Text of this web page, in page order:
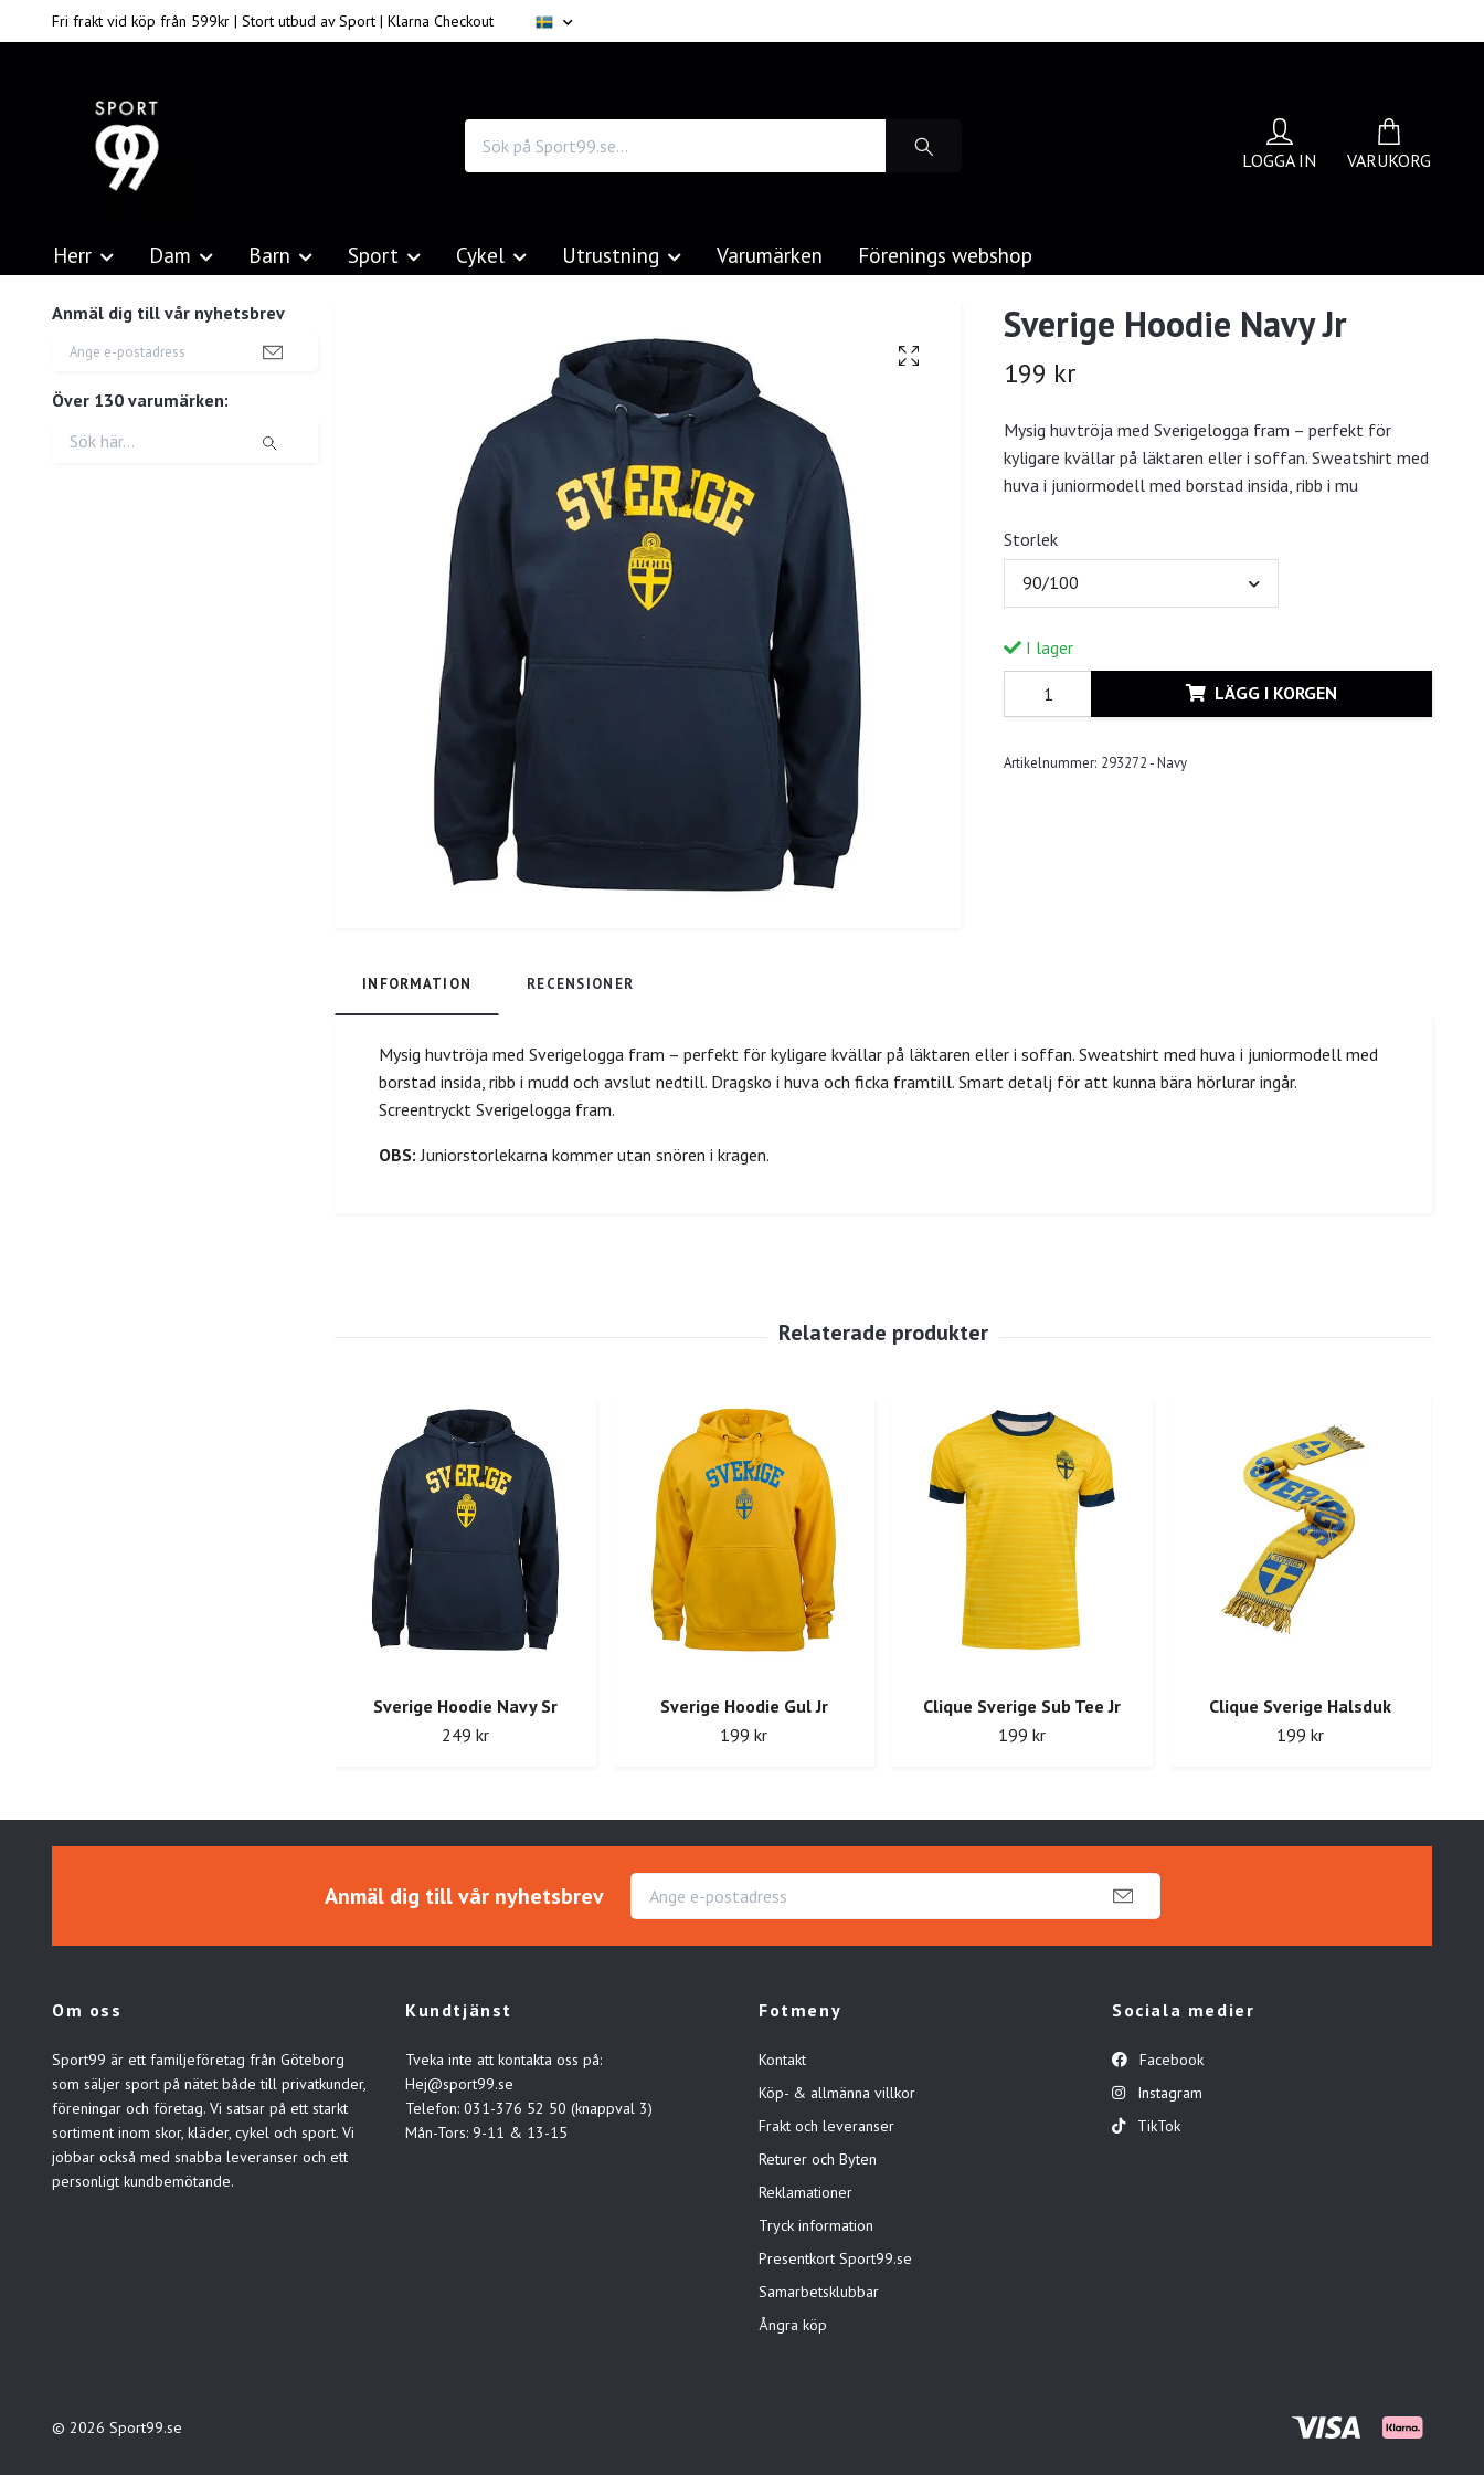
Fri frakt vid köp från 599kr | Stort utbud av Sport | Klarna Checkout
LOGGA IN VARUKORG
Herr Dam Barn Sport Cykel Utrustning Varumärken Förenings webshop
Anmäl dig till vår nyhetsbrev
Över 130 varumärken:
Sverige Hoodie Navy Jr
199 kr
Mysig huvtröja med Sverigelogga fram – perfekt för
kyligare kvällar på läktaren eller i soffan. Sweatshirt med
huva i juniormodell med borstad insida, ribb i mu
Storlek
90/100
I lager
LÄGG I KORGEN
Artikelnummer: 293272 - Navy
INFORMATION RECENSIONER
Mysig huvtröja med Sverigelogga fram – perfekt för kyligare kvällar på läktaren eller i soffan. Sweatshirt med huva i juniormodell med
borstad insida, ribb i mudd och avslut nedtill. Dragsko i huva och ficka framtill. Smart detalj för att kunna bära hörlurar ingår.
Screentryckt Sverigelogga fram.
OBS: Juniorstorlekarna kommer utan snören i kragen.
Sverige Hoodie Navy Sr
249 kr
Sverige Hoodie Gul Jr
199 kr
Clique Sverige Sub Tee Jr
199 kr
Clique Sverige Halsduk
199 kr
Anmäl dig till vår nyhetsbrev
Om oss
Sport99 är ett familjeföretag från Göteborg
som säljer sport på nätet både till privatkunder,
föreningar och företag. Vi satsar på ett starkt
sortiment inom skor, kläder, cykel och sport. Vi
jobbar också med snabba leveranser och ett
personligt kundbemötande.
Kundtjänst
Tveka inte att kontakta oss på:
Hej@sport99.se
Telefon: 031-376 52 50 (knappval 3)
Mån-Tors: 9-11 & 13-15
Fotmeny
Kontakt
Köp- & allmänna villkor
Frakt och leveranser
Returer och Byten
Reklamationer
Tryck information
Presentkort Sport99.se
Samarbetsklubbar
Ångra köp
Sociala medier
Facebook
Instagram
TikTok
© 2026 Sport99.se